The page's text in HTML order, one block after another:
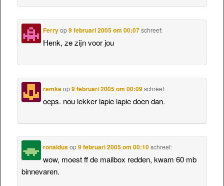
Ferryop9 februari 2005 om 00:07 schreef:
Henk, ze zijn voor jou
remkeop9 februari 2005 om 00:09 schreef:
oeps. nou lekker lapie lapie doen dan.
ronaldusop9 februari 2005 om 00:10 schreef:
wow, moest ff de mailbox redden, kwam 60 mb
binnevaren.